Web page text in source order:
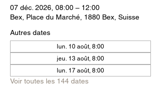
07 déc. 2026, 08:00 – 12:00
Bex, Place du Marché, 1880 Bex, Suisse
Autres dates
lun. 10 août, 8:00
jeu. 13 août, 8:00
lun. 17 août, 8:00
Voir toutes les 144 dates